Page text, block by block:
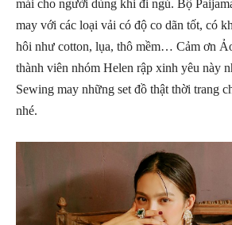
mái cho người dùng khi đi ngủ. Bộ
may với các loại vải có độ co dãn tốt, có
hôi như cotton, lụa, thô mềm… Cảm ơn
thành viên nhóm Helen rập xinh yêu này
Sewing may những set đồ thật thời trang
nhé.